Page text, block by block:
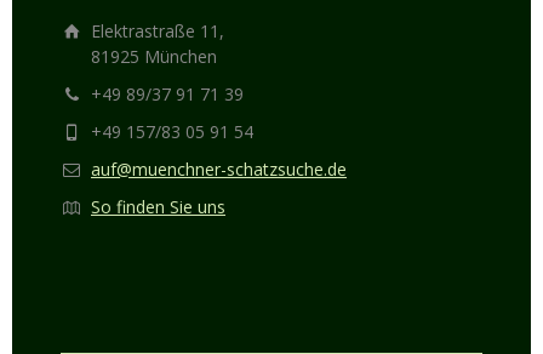
Elektrastraße 11,
81925 München
+49 89/37 91 71 39
+49 157/83 05 91 54
auf@muenchner-schatzsuche.de
So finden Sie uns